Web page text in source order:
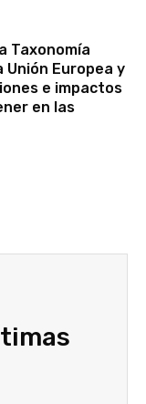
Taxonomía
Unión Europea y
e impactos
en las